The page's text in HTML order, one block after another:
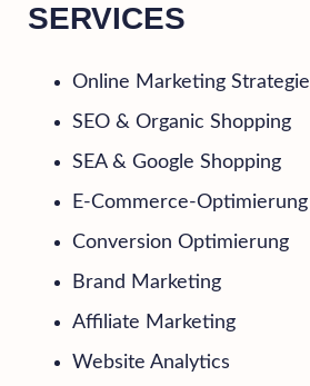
SERVICES
Online Marketing Strategie
SEO & Organic Shopping
SEA & Google Shopping
E-Commerce-Optimierung
Conversion Optimierung
Brand Marketing
Affiliate Marketing
Website Analytics